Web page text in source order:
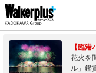
【臨
花火を
ル」鑑